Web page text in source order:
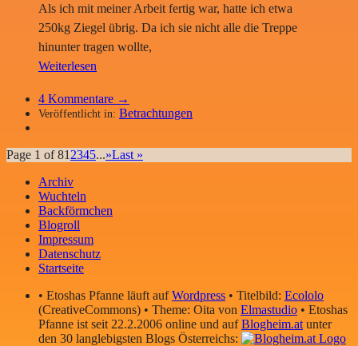
Als ich mit meiner Arbeit fertig war, hatte ich etwa
250kg Ziegel übrig. Da ich sie nicht alle die Treppe
hinunter tragen wollte,
Weiterlesen
4 Kommentare →
Veröffentlicht in: Betrachtungen
Page 1 of 81 2345...»Last »
Archiv
Wuchteln
Backförmchen
Blogroll
Impressum
Datenschutz
Startseite
• Etoshas Pfanne läuft aufWordpress • Titelbild: Ecololo
(CreativeCommons) • Theme: Oita von Elmastudio • Etoshas
Pfanne ist seit 22.2.2006 online und aufBlogheim.at unter
den 30 langlebigsten Blogs Österreichs: